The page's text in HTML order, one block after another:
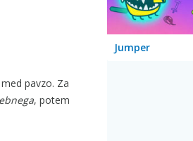
pavzo. Za
, potem
Jumper